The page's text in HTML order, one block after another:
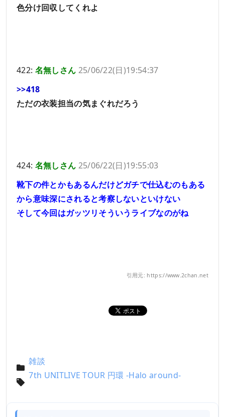
色分け回収してくれよ
422: 名無しさん 25/06/22(日)19:54:37
>>418
ただの衣装担当の気まぐれだろう
424: 名無しさん 25/06/22(日)19:55:03
靴下の件とかもあるんだけどガチで仕込むのもある
から意味深にされると考察しないといけない
そして今回はガッツリそういうライブなのがね
引用元: https://www.2chan.net
雑談
7th UNITLIVE TOUR 円環 -Halo around-